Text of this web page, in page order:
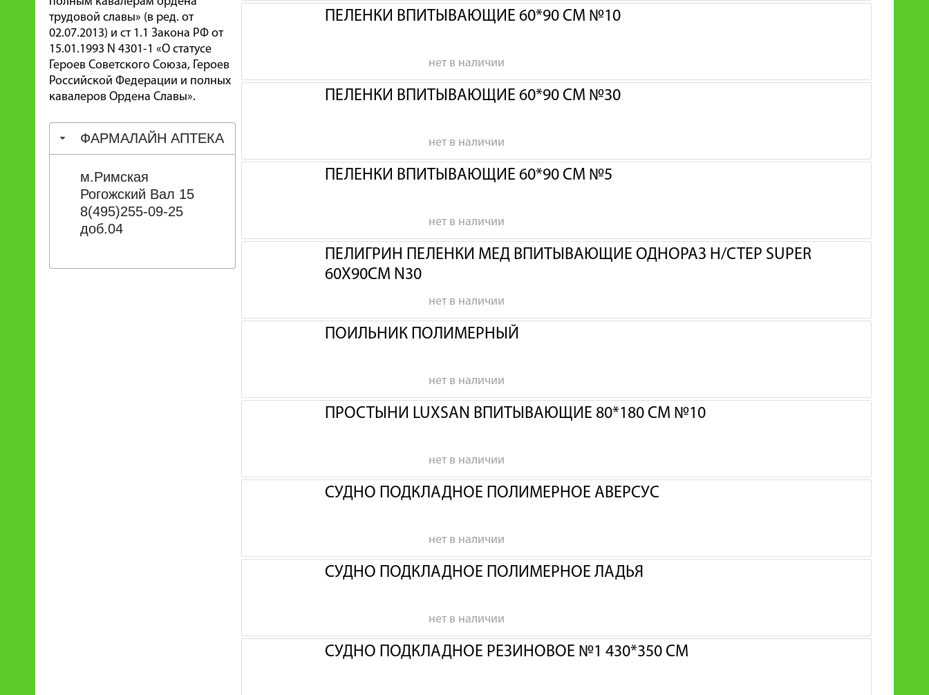
трудовой славы» (в ред. от
02.07.2013) и ст 1.1 Закона РФ от
15.01.1993 N 4301-1 «О статусе
Героев Советского Союза, Героев
Российской Федерации и полных
кавалеров Ордена Славы».
ФАРМАЛАЙН АПТЕКА
м.Римская
Рогожский Вал 15
8(495)255-09-25
доб.04
ПЕЛЕНКИ ВПИТЫВАЮЩИЕ 60*90 СМ №10
нет в наличии
ПЕЛЕНКИ ВПИТЫВАЮЩИЕ 60*90 СМ №30
нет в наличии
ПЕЛЕНКИ ВПИТЫВАЮЩИЕ 60*90 СМ №5
нет в наличии
ПЕЛИГРИН ПЕЛЕНКИ МЕД ВПИТЫВАЮЩИЕ ОДНОРАЗ Н/СТЕР SUPER
60Х90СМ N30
нет в наличии
ПОИЛЬНИК ПОЛИМЕРНЫЙ
нет в наличии
ПРОСТЫНИ LUXSAN ВПИТЫВАЮЩИЕ 80*180 СМ №10
нет в наличии
СУДНО ПОДКЛАДНОЕ ПОЛИМЕРНОЕ АВЕРСУС
нет в наличии
СУДНО ПОДКЛАДНОЕ ПОЛИМЕРНОЕ ЛАДЬЯ
нет в наличии
СУДНО ПОДКЛАДНОЕ РЕЗИНОВОЕ №1 430*350 СМ